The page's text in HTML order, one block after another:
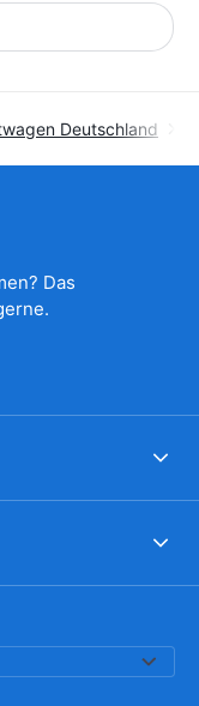
Deutschland
Das